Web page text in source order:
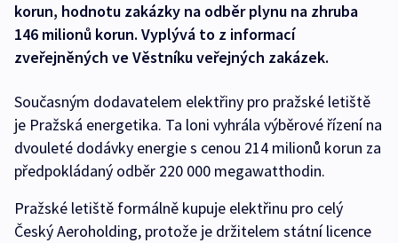
korun, hodnotu zakázky na odběr plynu na zhruba
146 milionů korun. Vyplývá to z informací
zveřejněných ve Věstníku veřejných zakázek.
Současným dodavatelem elektřiny pro pražské letiště
je Pražská energetika. Ta loni vyhrála výběrové řízení na
dvouleté dodávky energie s cenou 214 milionů korun za
předpokládaný odběr 220 000 megawatthodin.
Pražské letiště formálně kupuje elektřinu pro celý
Český Aeroholding, protože je držitelem státní licence